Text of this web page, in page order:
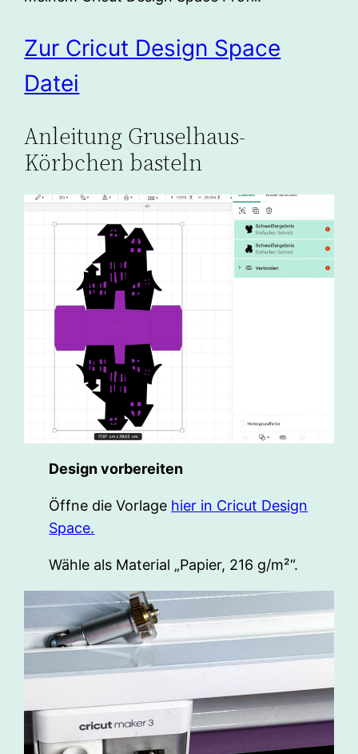
Zur Cricut Design Space
Datei
Anleitung Gruselhaus-
Körbchen basteln
Design vorbereiten
Öffne die Vorlage hier in Cricut Design
Space.
Wähle als Material „Papier, 216 g/m²“.